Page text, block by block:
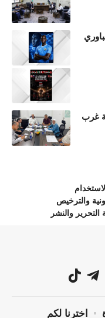
غرب
والترخيص
والنشر
اخترنا لكم